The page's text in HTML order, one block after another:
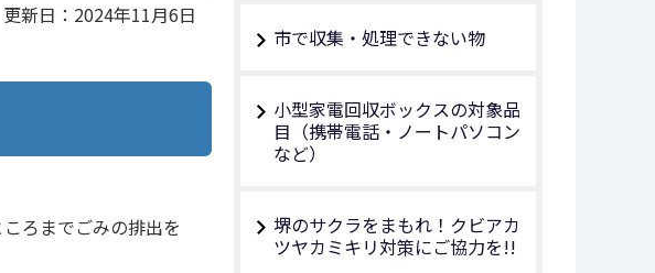
更新日：2024年11月6日
ろまでごみの排出を
市で収集・処理できない物
小型家電回収ボックスの対象品
目（携帯電話・ノートパソコン
など）
堺のサクラをまもれ！クビアカ
ツヤカミキリ対策にご協力を!!